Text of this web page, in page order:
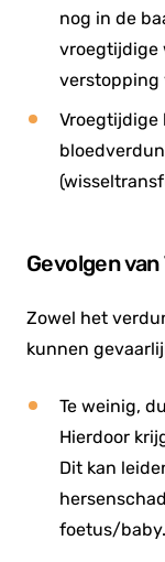
nog in de
vroegtijdige
verstopping
Vroegtijdige
Gevolgen van
Zowel het
kunnen
Te weinig,
Hierdoor
Dit kan
foetus/baby.